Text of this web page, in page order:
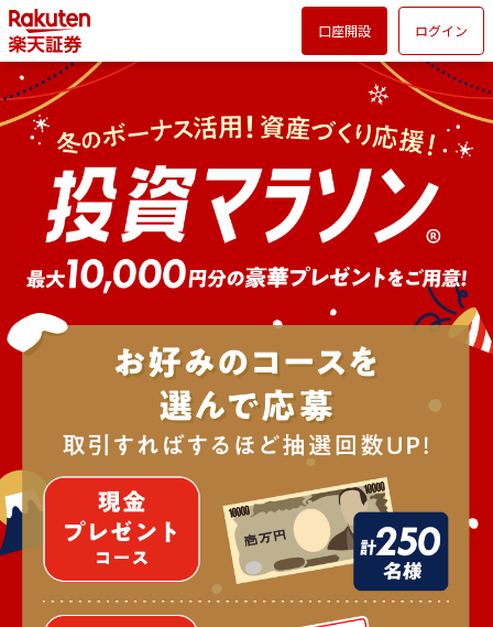
口座開設 ログイン